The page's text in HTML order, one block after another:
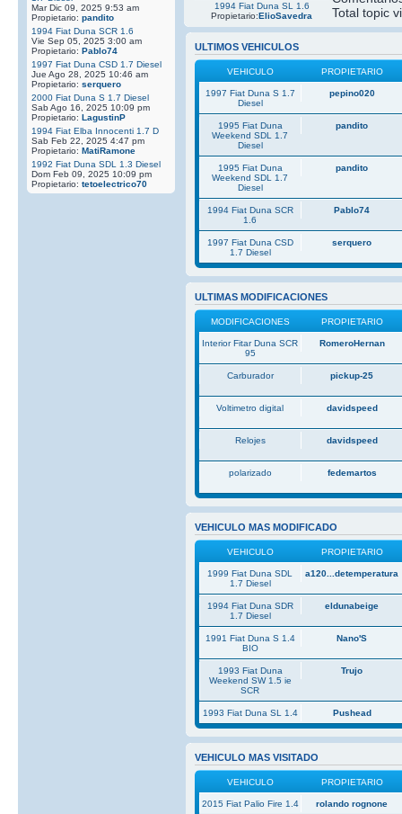
Mar Dic 09, 2025 9:53 am
Propietario: pandito
1994 Fiat Duna SCR 1.6
Vie Sep 05, 2025 3:00 am
Propietario: Pablo74
1997 Fiat Duna CSD 1.7 Diesel
Jue Ago 28, 2025 10:46 am
Propietario: serquero
2000 Fiat Duna S 1.7 Diesel
Sab Ago 16, 2025 10:09 pm
Propietario: LagustinP
1994 Fiat Elba Innocenti 1.7 D
Sab Feb 22, 2025 4:47 pm
Propietario: MatiRamone
1992 Fiat Duna SDL 1.3 Diesel
Dom Feb 09, 2025 10:09 pm
Propietario: tetoelectrico70
1994 Fiat Duna SL 1.6
Propietario:ElioSavedra
Total topic
ULTIMOS VEHICULOS
VEHICULO PROPIETARIO
1997 Fiat Duna S 1.7
Diesel
pepino020
1995 Fiat Duna
Weekend SDL 1.7
Diesel
pandito
1995 Fiat Duna
Weekend SDL 1.7
Diesel
pandito
1994 Fiat Duna SCR
1.6
Pablo74
1997 Fiat Duna CSD
1.7 Diesel
serquero
ULTIMAS MODIFICACIONES
MODIFICACIONES PROPIETARIO
Interior Fitar Duna SCR
95
RomeroHernan
Carburador pickup-25
Voltimetro digital davidspeed
Relojes davidspeed
polarizado fedemartos
VEHICULO MAS MODIFICADO
VEHICULO PROPIETARIO
1999 Fiat Duna SDL
1.7 Diesel
a120...detemperatura
1994 Fiat Duna SDR
1.7 Diesel
eldunabeige
1991 Fiat Duna S 1.4
BIO
Nano'S
1993 Fiat Duna
Weekend SW 1.5 ie
SCR
Trujo
1993 Fiat Duna SL 1.4 Pushead
VEHICULO MAS VISITADO
VEHICULO PROPIETARIO
2015 Fiat Palio Fire 1.4 rolando rognone